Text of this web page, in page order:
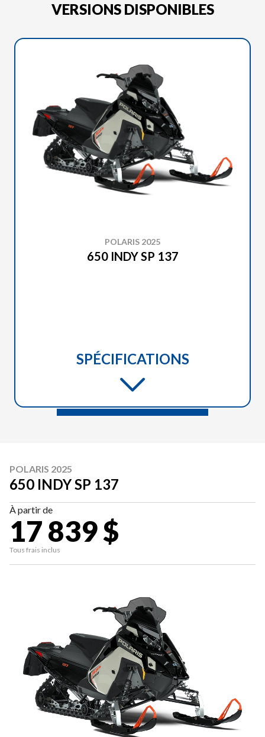
VERSIONS DISPONIBLES
POLARIS 2025
650 INDY SP 137
SPÉCIFICATIONS
POLARIS 2025
650 INDY SP 137
À partir de
17 839 $
Tous frais inclus